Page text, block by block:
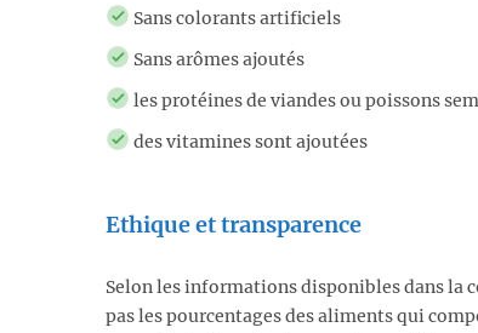
Sans colorants artificiels
Sans arômes ajoutés
les protéines de viandes ou poissons
des vitamines sont ajoutées
Ethique et transparence
Selon les informations disponibles dans la
pas les pourcentages des aliments qui